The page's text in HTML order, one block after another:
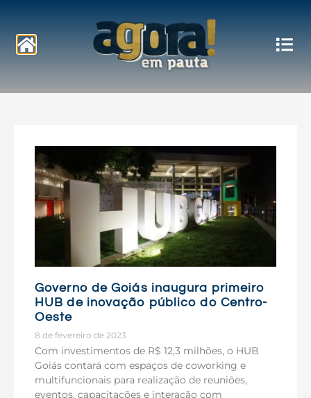
Notícias
Governo de Goiás inaugura primeiro
HUB de inovação público do Centro-
Oeste
8 de fevereiro de 2023
Com investimentos de R$ 12,3 milhões, o HUB
Goiás contará com espaços de coworking e
multifuncionais para realização de reuniões,
eventos, capacitações e interação com